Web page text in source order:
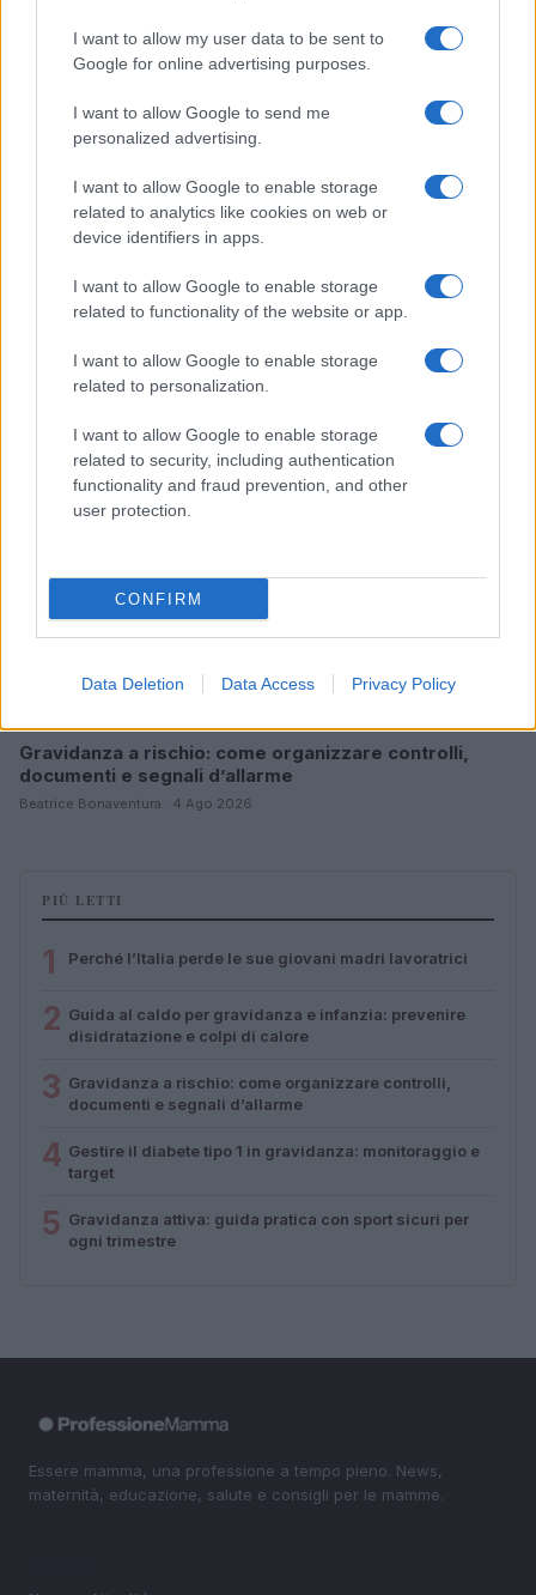
I want to allow my user data to be sent to
Google for online advertising purposes.
I want to allow Google to send me
personalized advertising.
I want to allow Google to enable storage
related to analytics like cookies on web or
device identifiers in apps.
I want to allow Google to enable storage
related to functionality of the website or app.
I want to allow Google to enable storage
related to personalization.
I want to allow Google to enable storage
related to security, including authentication
functionality and fraud prevention, and other
user protection.
CONFIRM
Data Deletion Data Access Privacy Policy
Guida al caldo per gravidanza e infanzia: prevenire
Camilla Pellegrini · 5 Ago 2026
Gravidanza a rischio: come organizzare controlli,
documenti e segnali d’allarme
Beatrice Bonaventura · 4 Ago 2026
PIÙ LETTI
1 Perché l’Italia perde le sue giovani madri lavoratrici
2 Guida al caldo per gravidanza e infanzia: prevenire
disidratazione e colpi di calore
3 Gravidanza a rischio: come organizzare controlli,
documenti e segnali d’allarme
4 Gestire il diabete tipo 1 in gravidanza: monitoraggio e
target
5 Gravidanza attiva: guida pratica con sport sicuri per
ogni trimestre
Essere mamma, una professione a tempo pieno. News,
maternità, educazione, salute e consigli per le mamme.